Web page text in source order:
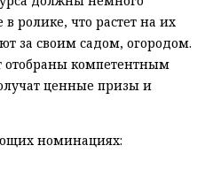
в ролике, что растет на их
за своим садом, огородом.
компетентным
ценные призы и
номинациях: